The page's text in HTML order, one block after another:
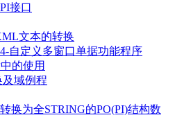
接口
文本的转换
自定义多窗口单据功能程序
的使用
域例程
换为全STRING的PO(PI)结构数